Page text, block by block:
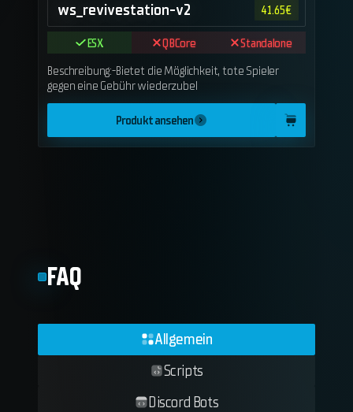
ws_revivestation-v2 41.65€
ESX QBCore
Standalone
Beschreibung:-Bietet die Möglichkeit, tote Spieler
gegen eine Gebühr wiederzubel
Produkt ansehen
FAQ
Allgemein
Scripts
Discord Bots